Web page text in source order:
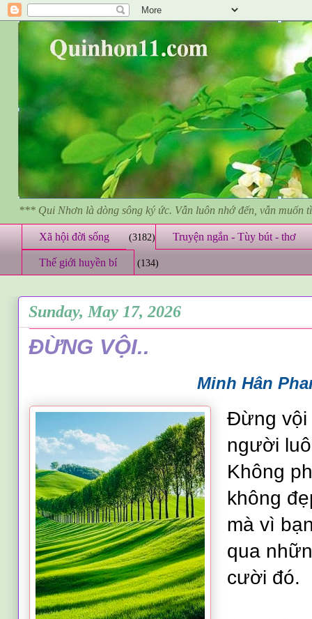
*** Qui Nhơn là dòng sông ký ức. Vẫn luôn nhớ đến, vẫn muốn
Xã hội đời sống (3182) Truyện ngắn - Tùy bút - thơ
Thế giới huyền bí (134)
Sunday, May 17, 2026
ĐỪNG VỘI..
Minh Hân
Đừng vội
người
Không
không
mà vì
qua
cười đó.